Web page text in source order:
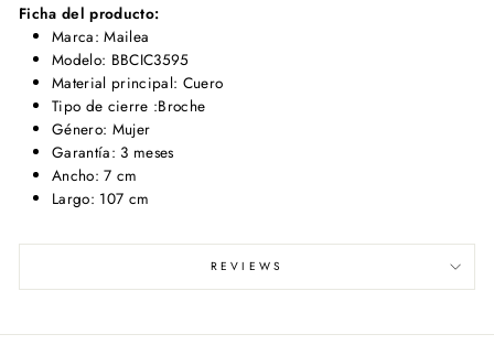
Ficha del producto:
Marca: Mailea
Modelo: BBCIC3595
Material principal: Cuero
Tipo de cierre :Broche
Género: Mujer
Garantía: 3 meses
Ancho: 7 cm
Largo: 107 cm
REVIEWS